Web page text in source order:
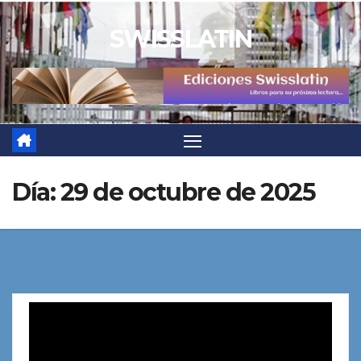
Saltar
al
contenido
SWISSLATIN
Día:29 de octubre de 2025